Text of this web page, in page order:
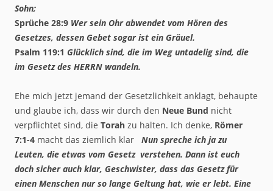
Sohn;
Sprüche 28:9 Wer sein Ohr abwendet vom Hören des
Gesetzes, dessen Gebet sogar ist ein Gräuel.
Psalm 119:1 Glücklich sind, die im Weg untadelig sind, die
im Gesetz des HERRN wandeln.
Ehe mich jetzt jemand der Gesetzlichkeit anklagt, behaupte
und glaube ich, dass wir durch den Neue Bund nicht
verpflichtet sind, die Torah zu halten. Ich denke, Römer
7:1-4 macht das ziemlich klar Nun spreche ich ja zu
Leuten, die etwas vom Gesetz verstehen. Dann ist euch
doch sicher auch klar, Geschwister, dass das Gesetz für
einen Menschen nur so lange Geltung hat, wie er lebt. Eine